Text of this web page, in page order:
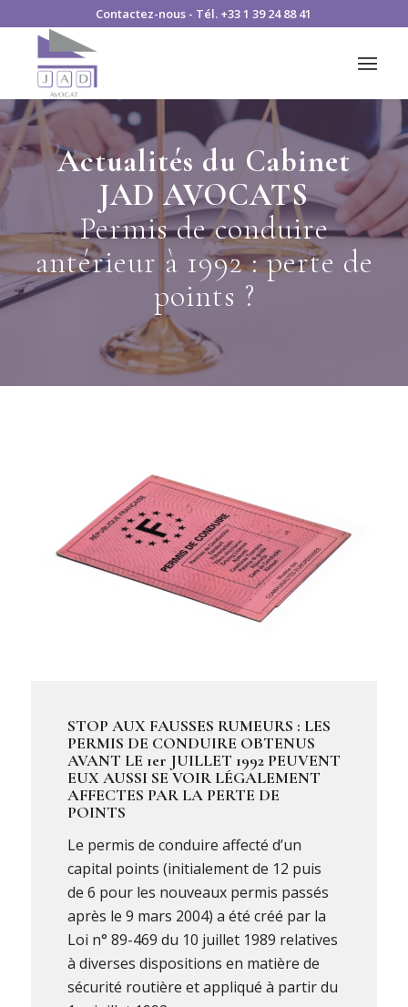
Contactez-nous - Tél. +33 1 39 24 88 41
Actualités du Cabinet
JAD AVOCATS
Permis de conduire
antérieur à 1992 : perte de
points ?
STOP AUX FAUSSES RUMEURS : LES
PERMIS DE CONDUIRE OBTENUS
AVANT LE 1er JUILLET 1992 PEUVENT
EUX AUSSI SE VOIR LÉGALEMENT
AFFECTES PAR LA PERTE DE
POINTS
Le permis de conduire affecté d’un
capital points (initialement de 12 puis
de 6 pour les nouveaux permis passés
après le 9 mars 2004) a été créé par la
Loi n° 89-469 du 10 juillet 1989 relatives
à diverses dispositions en matière de
sécurité routière et appliqué à partir du